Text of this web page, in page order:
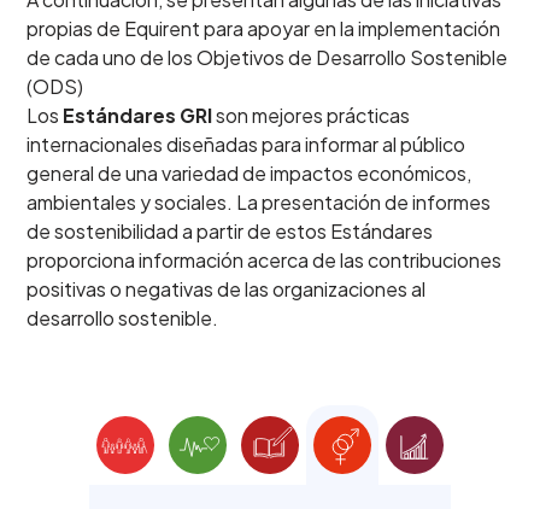
propias de Equirent para apoyar en la implementación
de cada uno de los Objetivos de Desarrollo Sostenible
(ODS)
Los Estándares GRIson mejores prácticas
internacionales diseñadas para informar al público
general de una variedad de impactos económicos,
ambientales y sociales. La presentación de informes
de sostenibilidad a partir de estos Estándares
proporciona información acerca de las contribuciones
positivas o negativas de las organizaciones al
desarrollo sostenible.